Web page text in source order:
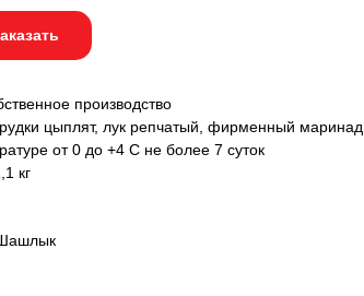
производство
цыплят, лук репчатый, фирменный маринад
от 0 до +4 С не более 7 суток
кг